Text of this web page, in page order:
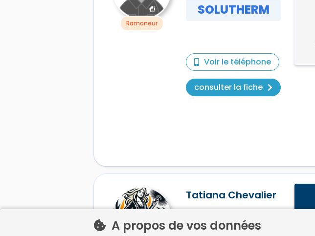
A propos de vos données
Ramoneur
SOLUTHERM
Voir le téléphone
consulter la fiche
Tatiana Chevalier
RAMONAGE